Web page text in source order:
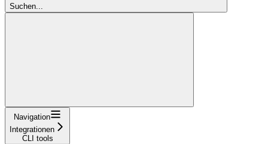
Suchen...
Navigation
Integrationen
CLI tools